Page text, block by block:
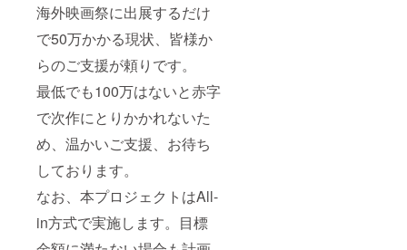
海外映画祭に出展するだけ
で50万かかる現状、皆様か
らのご支援が頼りです。
最低でも100万はないと赤字
で次作にとりかかれないた
め、温かいご支援、お待ち
しております。
なお、本プロジェクトはAll-
in方式で実施します。目標